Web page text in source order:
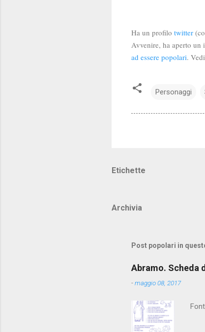
Ha un profilo twitter
Avvenire, ha aperto
ad essere popolari.
Personaggi
Etichette
Archivia
Post popolari in
Abramo. Scheda
-maggio 08, 2017